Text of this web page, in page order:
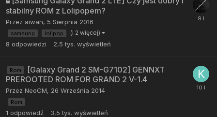
stabilny ROM z Lolipopem?
Przez aiwan, 5 Sierpnia 2016
samsung lolipop (i 2 więcej)
8 odpowiedzi 2,5 tys. wyświetleń
Rom
[Galaxy Grand 2 SM-G7102] GENNXT
PREROOTED ROM FOR GRAND 2 V-1.4
Przez NeoCM, 26 Września 2014
Rom
1 odpowiedź 3,5 tys. wyświetleń